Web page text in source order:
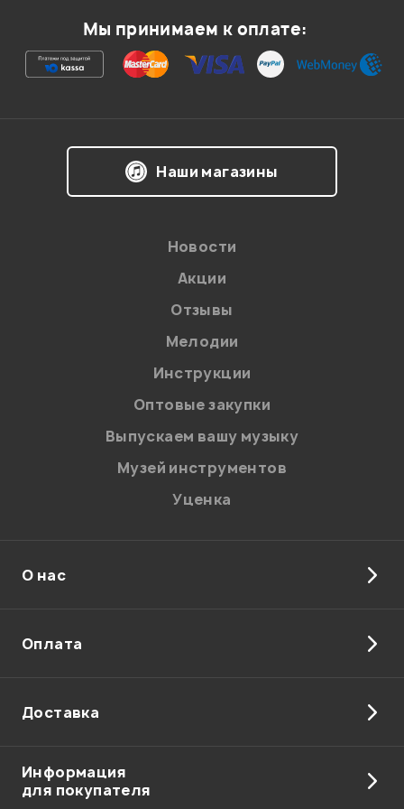
Ваша оценка:
на обработку персональных данных в
Политикой в отношении обработки
персональных данных.
Введите проверочное число:
Отправить
Мы принимаем к оплате:
Наши магазины
Новости
Акции
Отзывы
Мелодии
Инструкции
Оптовые закупки
Выпускаем вашу музыку
Музей инструментов
Уценка
О нас
Оплата
Доставка
Информация
для покупателя